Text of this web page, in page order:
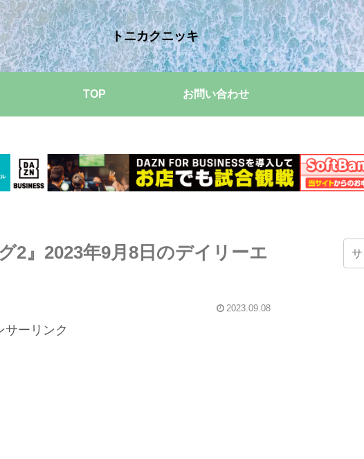
トニカクニッキ
TOP お問い合わせ
2』2023年9月8日のデイリーエ
2023.09.08
サーリンク